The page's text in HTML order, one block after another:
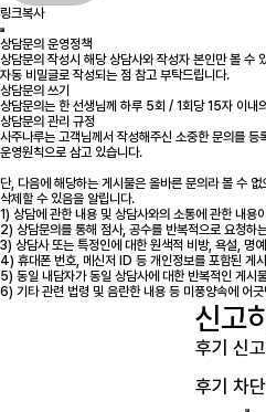
링크복사
상담문의 운영정책
상담문의 작성시 해당 상담사와 작성자 본인만 볼 수
자동 비밀글로 작성되는 점 참고 부탁드립니다.
상담문의 쓰기
상담문의는 한 선생님께 하루 5회 / 1회당 15자 이내
상담문의 관리 규정
사주나루는 고객님께서 작성해주신 소중한 문의를 등
운영원칙으로 삼고 있습니다.
단, 다음에 해당하는 게시물은 올바른 문의라 볼 수
삭제할 수 있음을 알립니다.
1) 상담에 관한 내용 및 상담사와의 소통에 관한 내용
2) 상담문의를 통해 점사, 공수를 반복적으로 요청하
3) 상담사 또는 특정인에 대한 원색적 비방, 욕설, 명
4) 휴대폰 번호, 메신저 ID 등 개인정보를 포함된 게
5) 동일 내담자가 동일 상담사에 대한 반복적인 게시
6) 기타 관련 법령 및 음란한 내용 등 미풍양속에 어
신고
후기 신고
후기 차단